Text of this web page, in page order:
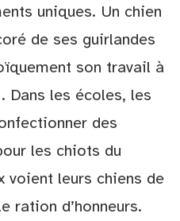
uniques. Un chien
de ses guirlandes
son travail à
Dans les écoles, les
des
les chiots du
voient leurs chiens de
ration d’honneurs.